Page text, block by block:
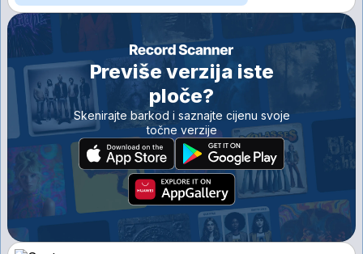
Previše verzija iste
ploče?
Skenirajte barkod i saznajte cijenu svoje
točne verzije